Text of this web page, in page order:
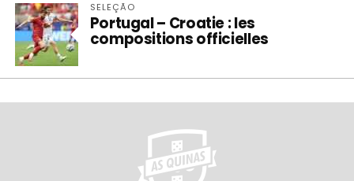
SELEÇÃO
Portugal – Croatie : les
compositions officielles